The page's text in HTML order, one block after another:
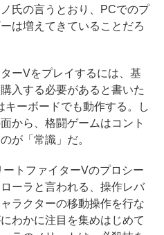
氏の言うとおり、PCでのプ
は増えてきていることだろ
ーVをプレイするには、基
入する必要があると書いた
ーボードでも動作する。し
から、格闘ゲームはコント
が「常識」だ。
トファイターVのプロシー
ーラと言われる、操作レバ
ラクターの移動操作を行な
わかに注目を集めはじめて